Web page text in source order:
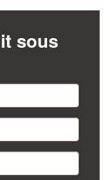
sous